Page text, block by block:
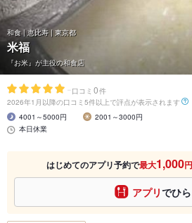
和食 | 恵比寿 | 東京都
米福
『お米』が主役の和食店
- 口コミ 0件
2026年1月以降の口コミ5件以上で評点が表示されます
4001～5000円
2001～3000円
本日休業
はじめてのアプリ予約で最大1,000
アプリでひら